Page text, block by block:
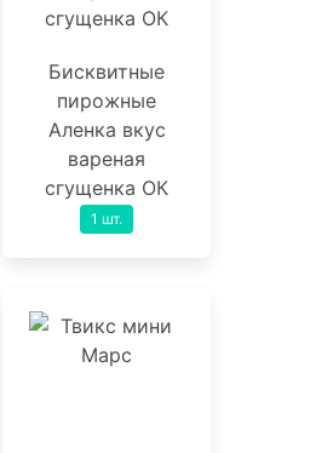
Бисквитные
пирожные
Аленка вкус
вареная
сгущенка ОК
1 шт.